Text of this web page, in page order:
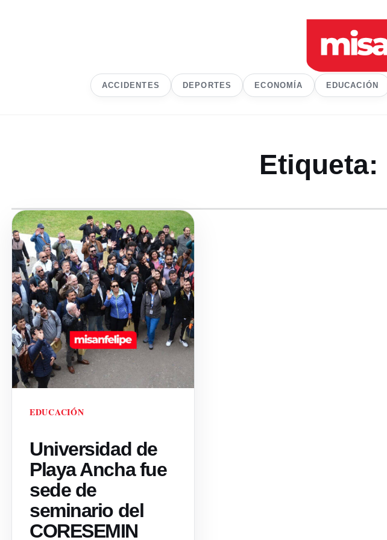
ACCIDENTES DEPORTES ECONOMÍA EDUCACIÓN
Etiqueta:
EDUCACIÓN
Universidad de
Playa Ancha fue
sede de
seminario del
CORESEMIN